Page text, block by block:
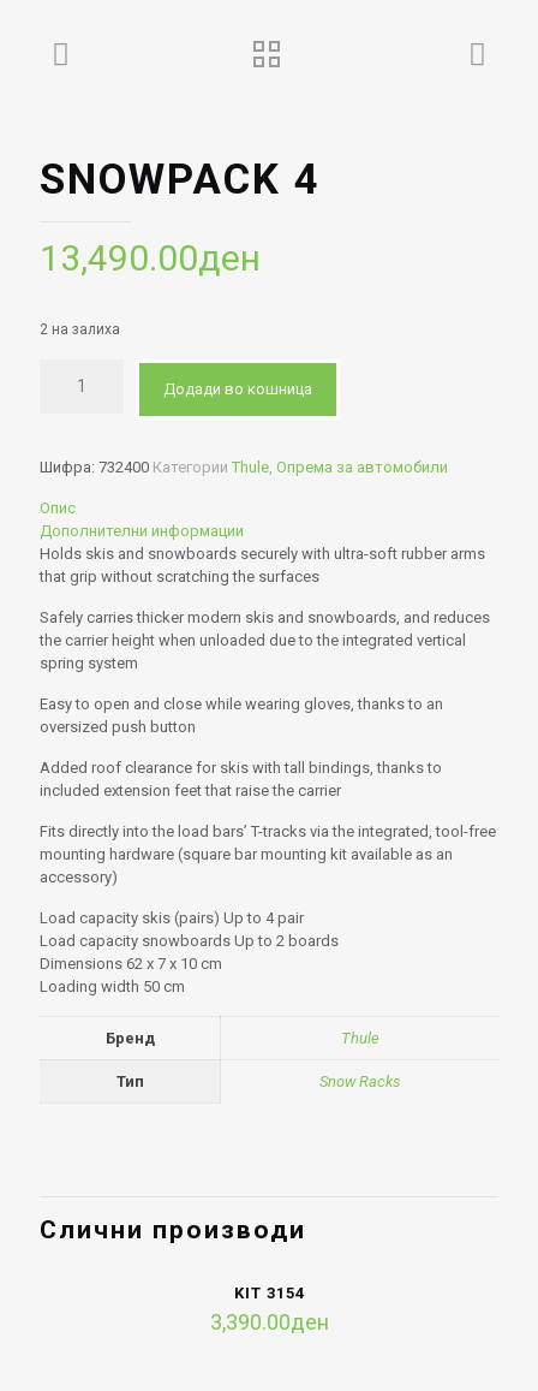
SNOWPACK 4
13,490.00ден
2 на залиха
Додади во кошница
Шифра: 732400 Категории Thule, Опрема за автомобили
Опис
Дополнителни информации
Holds skis and snowboards securely with ultra-soft rubber arms
that grip without scratching the surfaces
Safely carries thicker modern skis and snowboards, and reduces
the carrier height when unloaded due to the integrated vertical
spring system
Easy to open and close while wearing gloves, thanks to an
oversized push button
Added roof clearance for skis with tall bindings, thanks to
included extension feet that raise the carrier
Fits directly into the load bars’ T-tracks via the integrated, tool-free
mounting hardware (square bar mounting kit available as an
accessory)
Load capacity skis (pairs) Up to 4 pair
Load capacity snowboards Up to 2 boards
Dimensions 62 x 7 x 10 cm
Loading width 50 cm
Бренд Thule
Тип Snow Racks
Слични производи
KIT 3154
3,390.00ден